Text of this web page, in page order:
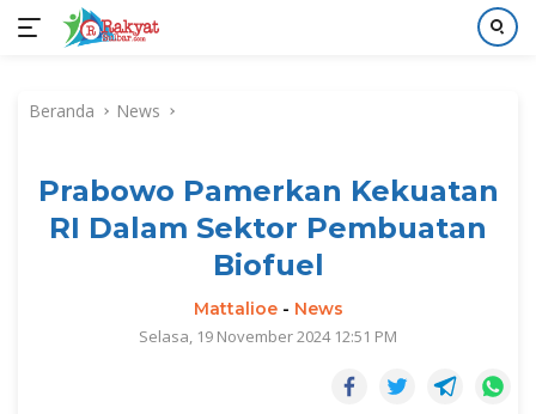
kontenBeranda News
Prabowo Pamerkan Kekuatan
RI Dalam Sektor Pembuatan
Biofuel
Mattalioe- News
Selasa, 19 November 2024 12:51 PM